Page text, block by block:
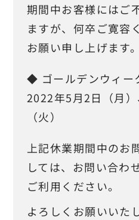
期間中お客様にはご
ますが、何卒ご寛容
お願い申し上げます。
◆ ゴールデンウィー
2022年5月2日（月
（火）
上記休業期間中のお
しては、お問い合わ
ご利用ください。
よろしくお願いいた
・直売所一覧 SHOP
・たまごQ＆A
・会社情報